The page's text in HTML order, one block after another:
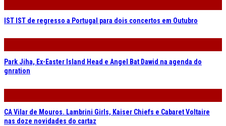
IST IST de regresso a Portugal para dois concertos em Outubro
Park Jiha, Ex-Easter Island Head e Angel Bat Dawid na agenda do
gnration
CA Vilar de Mouros. Lambrini Girls, Kaiser Chiefs e Cabaret Voltaire
nas doze novidades do cartaz